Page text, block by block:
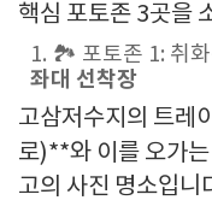
핵심 포토존 3곳을
1. 🏞️ 포토존 1: 취
좌대 선착장
고삼저수지의 트레
로)**와 이를 오가는
고의 사진 명소입니